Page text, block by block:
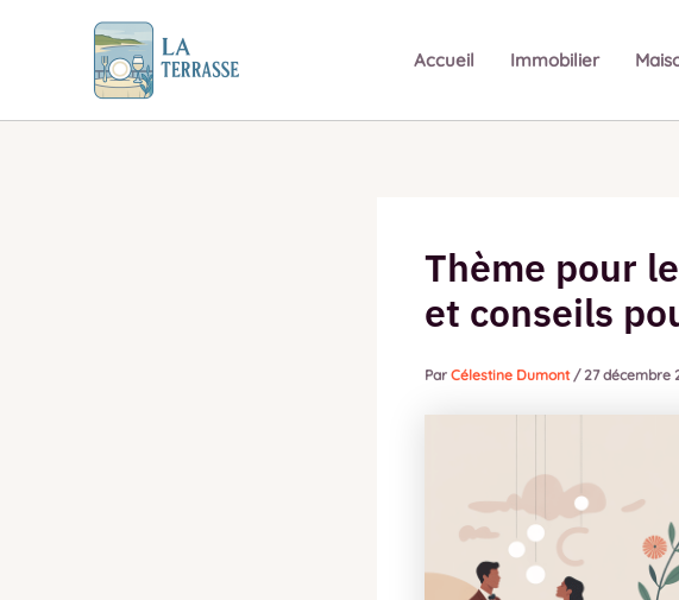
Accueil Immobilier
Thème pour
et conseils
Par Célestine Dumont/ 27 décembre